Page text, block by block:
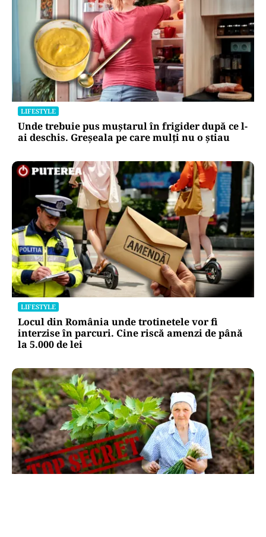
LIFESTYLE
Unde trebuie pus muștarul în frigider după ce l-
ai deschis. Greșeala pe care mulți nu o știau
LIFESTYLE
Locul din România unde trotinetele vor fi
interzise în parcuri. Cine riscă amenzi de până
la 5.000 de lei